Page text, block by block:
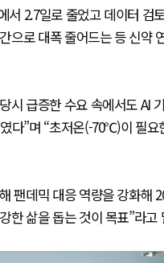
2.7일로 줄었고 데이터 검
으로 대폭 줄어드는 등 신약
시 급증한 수요 속에서도 AI
다”며 “초저온(-70℃)이 필
팬데믹 대응 역량을 강화해
한 삶을 돕는 것이 목표”라고